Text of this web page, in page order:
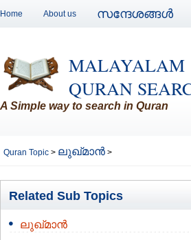
Home About us സന്ദേശങ്ങള്‍
MALAYALAM
QURAN
A Simple way to search in Quran
Quran Topic > ലുഖ്മാന്‍ >
Related Sub Topics
ലുഖ്മാന്‍